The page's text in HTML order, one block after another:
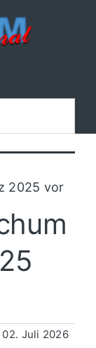
2025 vor
02. Juli 2026